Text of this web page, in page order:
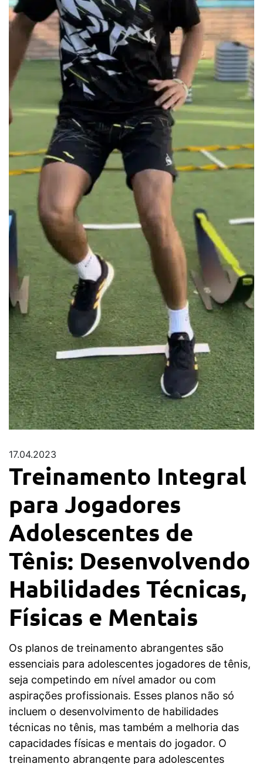
17.04.2023
Treinamento Integral
para Jogadores
Adolescentes de
Tênis: Desenvolvendo
Habilidades Técnicas,
Físicas e Mentais
Os planos de treinamento abrangentes são
essenciais para adolescentes jogadores de tênis,
seja competindo em nível amador ou com
aspirações profissionais. Esses planos não só
incluem o desenvolvimento de habilidades
técnicas no tênis, mas também a melhoria das
capacidades físicas e mentais do jogador. O
treinamento abrangente para adolescentes